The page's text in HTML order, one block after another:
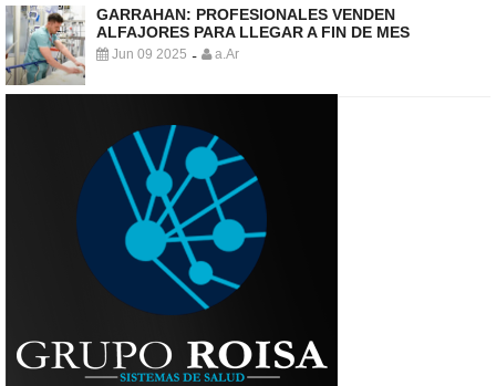
GARRAHAN: PROFESIONALES VENDEN
ALFAJORES PARA LLEGAR A FIN DE MES
Jun 09 2025 - a.Ar